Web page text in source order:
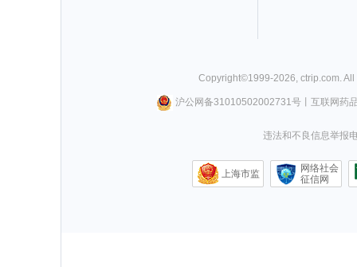
Copyright©1999-2026 ctrip.com .
沪公网备31010502002731号丨 互联网药
违法和不良信息举报
上海市监
网络社会
征信网